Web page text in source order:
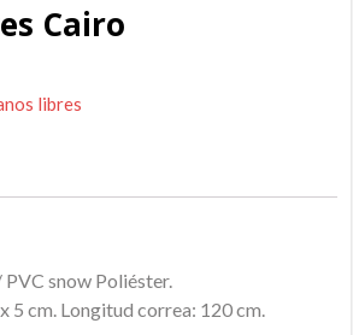
Cairo
libres
snow Poliéster.
5 cm. Longitud correa: 120 cm.